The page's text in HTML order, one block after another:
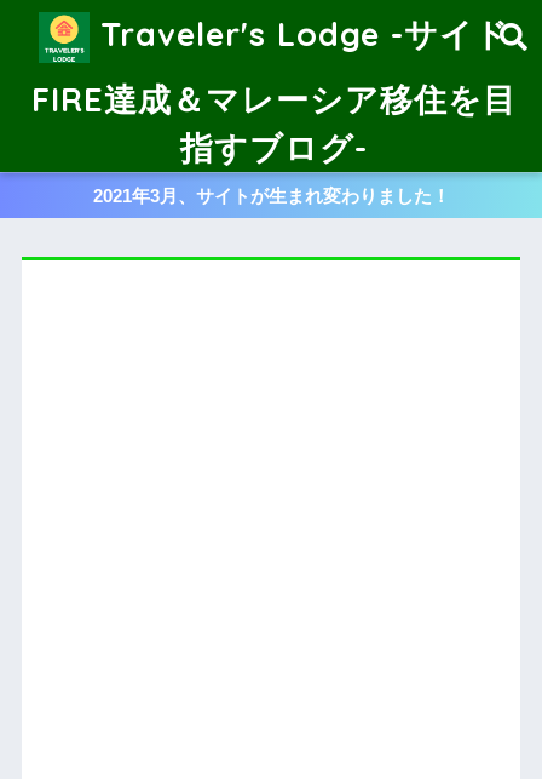
Traveler's Lodge -サイド
FIRE達成＆マレーシア移住を目
指すブログ-
2021年3月、サイトが生まれ変わりました！